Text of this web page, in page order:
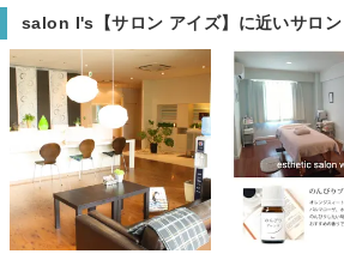
salon I's【サロン アイズ】に近いサロン